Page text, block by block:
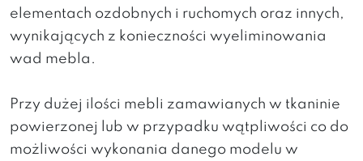
elementach ozdobnych i ruchomych oraz innych,
wynikających z konieczności wyeliminowania
wad mebla.
Przy dużej ilości mebli zamawianych w tkaninie
powierzonej lub w przypadku wątpliwości co do
możliwości wykonania danego modelu w